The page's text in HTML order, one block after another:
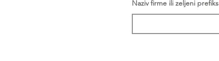
Naziv firme ili zeljeni prefiks